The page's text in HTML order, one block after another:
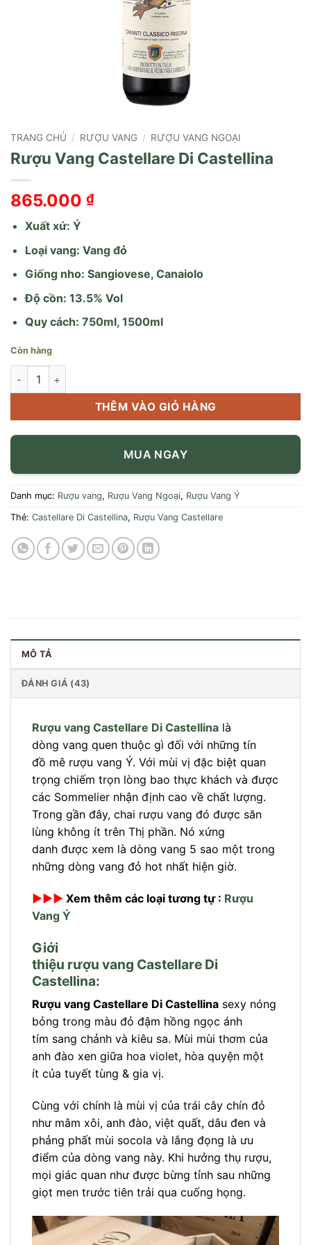
TRANG CHỦ / RƯỢU VANG / RƯỢU VANG NGOẠI
Rượu Vang Castellare Di Castellina
865.000 ₫
Xuất xứ: Ý
Loại vang: Vang đỏ
Giống nho: Sangiovese, Canaiolo
Độ cồn: 13.5% Vol
Quy cách: 750ml, 1500ml
Còn hàng
Rượu Vang Castellare Di Castellina số lượng
THÊM VÀO GIỎ HÀNG
MUA NGAY
Danh mục: Rượu vang, Rượu Vang Ngoại, Rượu Vang Ý
Thẻ: Castellare Di Castellina, Rượu Vang Castellare
MÔ TẢ
ĐÁNH GIÁ (43)
Rượu vang Castellare Di Castellina là
dòng vang quen thuộc gì đối với những tín
đồ mê rượu vang Ý. Với mùi vị đặc biệt quan
trọng chiếm trọn lòng bao thực khách và được
các Sommelier nhận định cao về chất lượng.
Trong gần đây, chai rượu vang đó được săn
lùng không ít trên Thị phần. Nó xứng
danh được xem là dòng vang 5 sao một trong
những dòng vang đỏ hot nhất hiện giờ.
►►► Xem thêm các loại tương tự : Rượu
Vang Ý
Giới
thiệu rượu vang Castellare Di
Castellina:
Rượu vang Castellare Di Castellina sexy nóng
bỏng trong màu đỏ đậm hồng ngọc ánh
tím sang chảnh và kiêu sa. Mùi mùi thơm của
anh đào xen giữa hoa violet, hòa quyện một
ít của tuyết tùng & gia vị.
Cùng với chính là mùi vị của trái cây chín đỏ
như mâm xôi, anh đào, việt quất, dâu đen và
phảng phất mùi socola và lắng đọng là ưu
điểm của dòng vang này. Khi hưởng thụ rượu,
mọi giác quan như được bừng tỉnh sau những
giọt men trước tiên trải qua cuống họng.